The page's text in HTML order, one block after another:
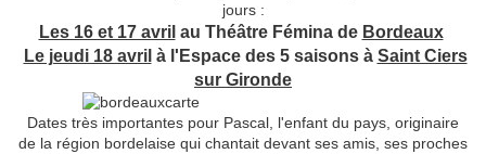
jours :
Les 16 et 17 avril au Théâtre Fémina de Bordeaux
Le jeudi 18 avril à l'Espace des 5 saisons à Saint Ciers
sur Gironde
Dates très importantes pour Pascal, l'enfant du pays, originaire
de la région bordelaise qui chantait devant ses amis, ses proches